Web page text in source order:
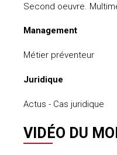
Second oeuvre.
Management
Métier préventeur
Juridique
Actus - Cas juridique
VIDÉO DU